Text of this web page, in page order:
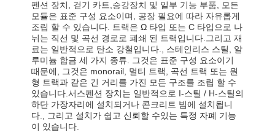
펜션 장치, 걷기 카트,승강장치 및 일부 기능 부품, 모든
모듈은 표준 구성 요소이며, 공장 필요에 따라 자유롭게
조립 할 수 있습니다. 트랙은 Ω 타입 또는 C 타입으로 나
뉘는 직선 및 곡선 경로로 폐쇄 된 트랙입니다.그리고 재
료는 일반적으로 탄소 강철입니다., 스테인리스 스틸, 알
루미늄 합금 세 가지 종류. 그것은 표준 구성 요소이기
때문에, 그것은 monorail, 멀티 트랙, 곡선 트랙 또는 원
형 트랙과 같은 긴 거리를 가진 모든 구조를 조립 할 수
있습니다.서스펜션 장치는 일반적으로 I-스틸 / H-스틸의
하단 가장자리에 설치되거나 콘크리트 빔에 설치됩니
다., 그리고 설치가 쉽고 신뢰할 수있는 특정 자폐 기능
이 있습니다.